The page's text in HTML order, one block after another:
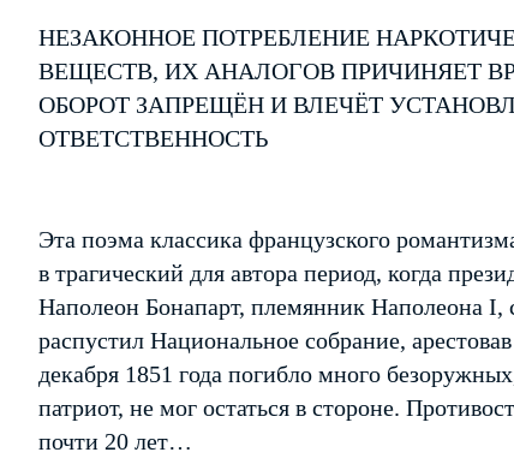
НЕЗАКОННОЕ ПОТРЕБЛЕНИЕ
ВЕЩЕСТВ, ИХ АНАЛОГОВ ПРИЧИНЯЕТ
ОБОРОТ ЗАПРЕЩЁН И ВЛЕЧЁТ
ОТВЕТСТВЕННОСТЬ
Эта поэма классика французского
в трагический для автора период, когда
Наполеон Бонапарт, племянник Наполеона I,
распустил Национальное собрание,
декабря 1851 года погибло много
патриот, не мог остаться в стороне.
почти 20 лет…